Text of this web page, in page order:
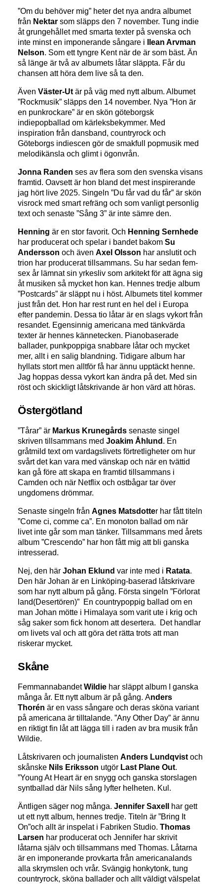
”Om du behöver mig” heter det nya andra albumet
från Nektar som släpps den 7 november. Tung indie
åt grungehållet med smarta texter på svenska och
inte minst en imponerande sångare i
Ilean Arvman
Nelson. Som ett tyngre Kent när de är som bäst. Än
så länge är två av albumets låtar släppta. Får du
chansen att höra dem live så ta den.
ÄvenVäster-Utär på väg med nytt album. Albumet
”Rockmusik” släpps den 14 november. Nya ”Hon är
en punkrockare” är en skön göteborgsk
indiepopballad om kärleksbekymmer. Med
inspiration från dansband, countryrock och
Göteborgs indiescen gör de smakfull popmusik med
melodikänsla och glimt i ögonvrån.
Jonna Randen ses av flera som den svenska visans
framtid. Oavsett är hon bland det mest inspirerande
jag hört live 2025. Singeln ”Du får vad du får” är skön
visrock med smart refräng och som vanligt personlig
text och senaste ”Sång 3” är inte sämre den.
Henning är en stor favorit. Och Henning Sernhede
har producerat och spelar i bandet bakomSu
Anderssonoch ävenAxel Olsson har anslutit och
trion har producerat tillsammans. Su har sedan fem-
sex år lämnat sin yrkesliv som arkitekt för att ägna sig
åt musiken så mycket hon kan. Hennes tredje album
”Postcards” är släppt nu i höst. Albumets titel kommer
just från det. Hon har rest runt en hel del i Europa
efter pandemin. Dessa tio låtar är en slags vykort från
resandet. Egensinnig americana med tänkvärda
texter är hennes kännetecken. Pianobaserade
ballader, punkpoppiga snabbare låtar och mycket
mer, allt i en salig blandning. Tidigare album har
hyllats stort men alltför få har ännu upptäckt henne.
Jag hoppas dessa vykort kan ändra på det. Med sin
röst och skickligt låtskrivande är hon värd att höras.
Östergötland
”Tårar” är Markus Krunegårds senaste singel
skriven tillsammans medJoakim Åhlund . En
gråtmild text om vardagslivets förtretligheter om hur
svårt det kan vara med vänskap och när en tvättid
kan gå före att skapa en framtid tillsammans i
Camden och när Netflix och ostbågar tar över
ungdomens drömmar.
Senaste singeln frånAgnes Matsdotter har fått titeln
”Come ci, comme ca”. En monoton ballad om när
livet inte går som man tänker. Tillsammans med årets
album ”Crescendo” har hon fått mig att bli ganska
intresserad.
Nej, den härJohan Eklund var inte med i Ratata.
Den här Johan är en Linköping-baserad låtskrivare
som har nytt album på gång. Första singeln ”Förlorat
land(Desertören)” En countrypoppig ballad om en
man Johan mötte i Himalaya som varit ute i krig och
såg saker som fick honom att desertera. Det handlar
om livets val och att göra det rätta trots att man
riskerar mycket.
Skåne
FemmannabandetWildie har släppt album I ganska
många år. Ett nytt album är på gång. Anders
Thorén är en vass sångare och deras sköna variant
på americana är tilltalande. ”Any Other Day” är ännu
en riktigt fin låt att lägga till i raden av bra musik från
Wildie.
Låtskrivaren och journalistenAnders Lundqvist och
skånske Nils Eriksson utgör Last Plane Out.
”Young At Heart är en snygg och ganska storslagen
syntballad där Nils sång lyfter helheten. Kul.
Äntligen säger nog många.Jennifer Saxell
har gett
ut ett nytt album, hennes tredje. Titeln är ”Bring It
On”och allt är inspelat i Fabriken Studio.Thomas
Larsen har producerat och Jennifer har skrivit
låtarna själv och tillsammans med Thomas. Låtarna
är en imponerande provkarta från americanalands
alla skrymslen och vrår. Svängig honkytonk, tung
countryrock, sköna ballader och allt väldigt välspelat